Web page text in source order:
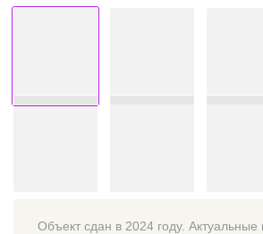
Объект сдан в 2024 году. Актуальные